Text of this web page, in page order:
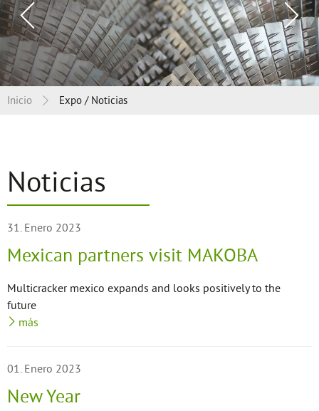
Vorheriges
Slide
Inicio Expo / Noticias
Noticias
31. Enero 2023
Mexican partners visit MAKOBA
Multicracker mexico expands and looks positively to the
future
más
01. Enero 2023
New Year